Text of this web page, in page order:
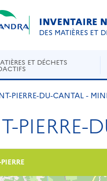
INVENTAIRE
DES MATIÈRES ET
ET DÉCHETS
PIERRE-DU-CANTAL -
PIERRE-